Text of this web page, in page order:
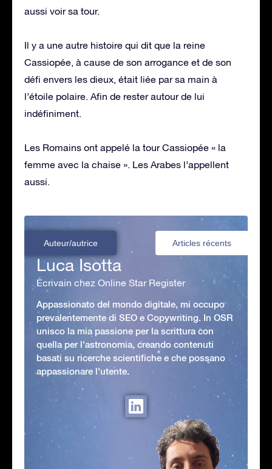
aussi voir sa tour.
Il y a une autre histoire qui dit que la reine
Cassiopée, à cause de son arrogance et de son
défi envers les dieux, était liée par sa main à
l’étoile polaire. Afin de rester autour de lui
indéfiniment.
Les Romains ont appelé la tour Cassiopée « la
femme avec la chaise ». Les Arabes l’appellent
aussi.
Auteur/autrice Articles récents
Luca Isotta
Écrivain chez Online Star Register
Appassionato del mondo digitale, mi occupo
prevalentemente di SEO e Copywriting. In OSR
unisco la mia passione per la scrittura con
quella per l'astronomia, creando contenuti
basati su ricerche scientifiche e che possano
appassionare l'utente.